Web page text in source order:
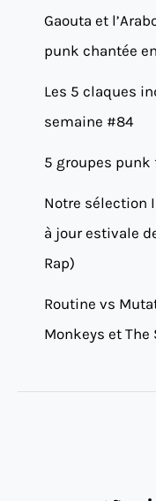
Gaouta et
punk chantée
Les 5 claques
semaine #84
5 groupes
Notre sélection
à jour estivale
Rap)
Routine vs
Monkeys et